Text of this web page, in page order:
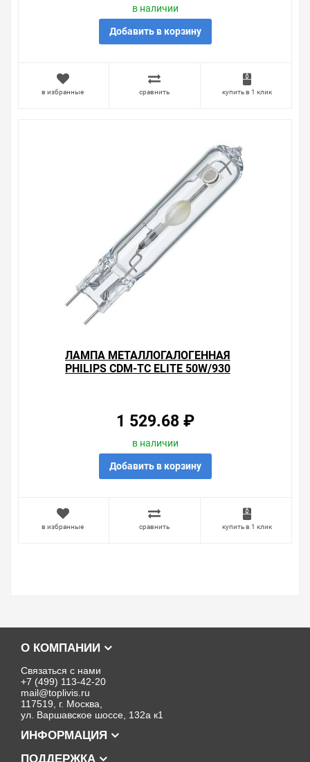
в наличии
Добавить в корзину
в избранные сравнить купить в 1 клик
ЛАМПА МЕТАЛЛОГАЛОГЕННАЯ
PHILIPS CDM-TC ELITE 50W/930
1 529.68 ₽
в наличии
Добавить в корзину
в избранные сравнить купить в 1 клик
О КОМПАНИИ
Связаться с нами
+7 (499) 113-42-20
mail@toplivis.ru
117519, г. Москва,
ул. Варшавское шоссе, 132а к1
ИНФОРМАЦИЯ
ПОДДЕРЖКА